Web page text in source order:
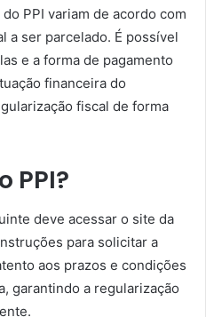
PPI variam de acordo com
a ser parcelado. É possível
e a forma de pagamento
financeira do
fiscal de forma
PPI?
deve acessar o site da
para solicitar a
aos prazos e condições
garantindo a regularização